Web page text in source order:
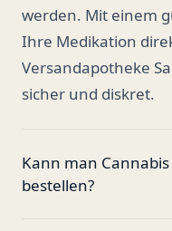
werden. Mit einem
Ihre Medikation
Versandapotheke
sicher und diskret.
Kann man
bestellen?